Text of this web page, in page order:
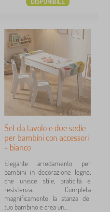
Set da tavolo e due sedie
per bambini con accessori
- bianco
Elegante arredamento per
bambini in decorazione legno,
che unisce stile, praticità e
resistenza. Completa
magnificamente la stanza del
tuo bambino e crea un...